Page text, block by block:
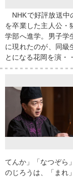
NHKで好評放送中
を卒業した主人公・
学部へ進学。男子学
に現れたのが、同級
とになる花岡を演・
てんか」「なつぞら
のじろうは、「まれ